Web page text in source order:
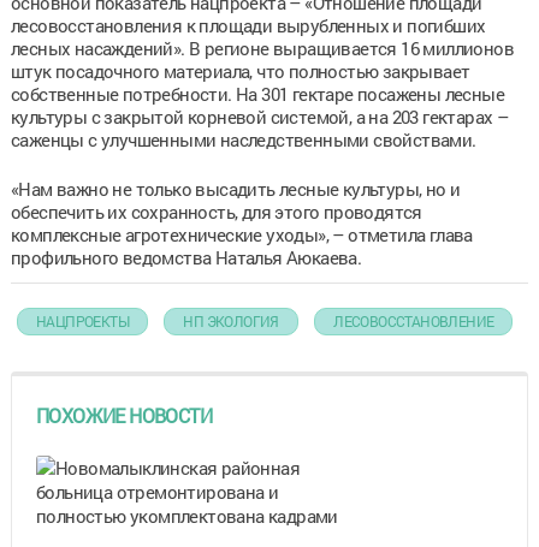
лесовосстановления к площади вырубленных и погибших
лесных насаждений». В регионе выращивается 16 миллионов
штук посадочного материала, что полностью закрывает
собственные потребности. На 301 гектаре посажены лесные
культуры с закрытой корневой системой, а на 203 гектарах –
саженцы с улучшенными наследственными свойствами.
«Нам важно не только высадить лесные культуры, но и
обеспечить их сохранность, для этого проводятся
комплексные агротехнические уходы», – отметила глава
профильного ведомства Наталья Аюкаева.
НАЦПРОЕКТЫ НП ЭКОЛОГИЯ ЛЕСОВОССТАНОВЛЕНИЕ
ПОХОЖИЕ НОВОСТИ